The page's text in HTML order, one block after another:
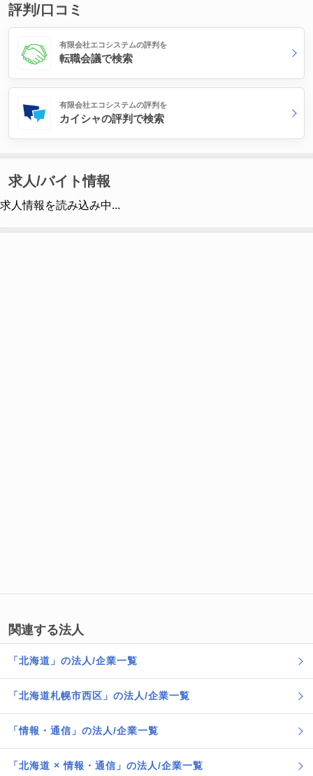
評判/口コミ
有限会社エコシステムの評判を
転職会議で検索
有限会社エコシステムの評判を
カイシャの評判で検索
求人/バイト情報
求人情報を読み込み中...
関連する法人
「北海道」の法人/企業一覧
「北海道札幌市西区」の法人/企業一覧
「情報・通信」の法人/企業一覧
「北海道 × 情報・通信」の法人/企業一覧